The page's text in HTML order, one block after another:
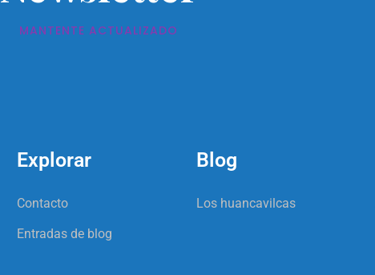
MANTENTE ACTUALIZADO
Explorar
Contacto
Entradas de blog
Blog
Los huancavilcas